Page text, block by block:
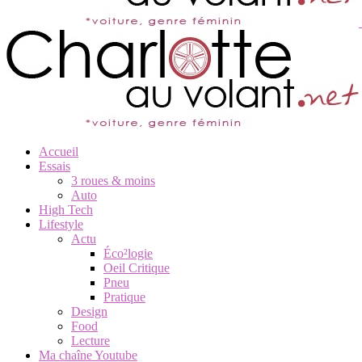
Accueil
Essais
3 roues & moins
Auto
High Tech
Lifestyle
Actu
Éco²logie
Oeil Critique
Pneu
Pratique
Design
Food
Lecture
Ma chaîne Youtube